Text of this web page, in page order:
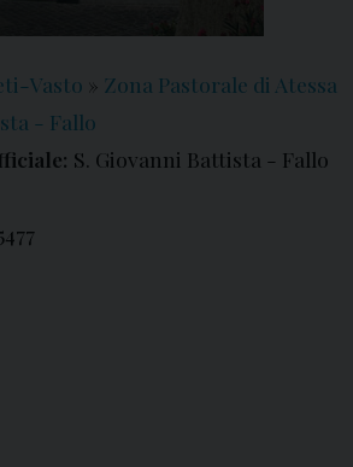
Vasto » Zona Pastorale di Atessa
- Fallo
S. Giovanni Battista - Fallo